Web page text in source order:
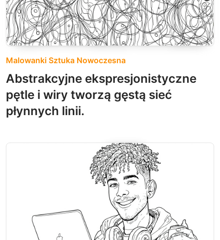
Malowanki Sztuka Nowoczesna
Abstrakcyjne ekspresjonistyczne
pętle i wiry tworzą gęstą sieć
płynnych linii.